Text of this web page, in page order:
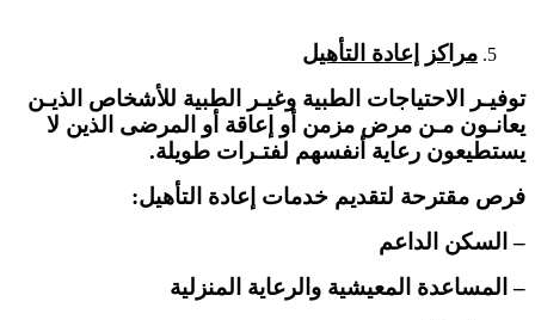
مراكز إعادة التأهيل
توفيـر الاحتياجات الطبية وغيـر الطبية للأشخاص الذيـن
يعانـون مـن مرض مزمن أو إعاقة أو المرضى الذين لا
يستطيعون رعاية أنفسهم لفتـرات طويلة.
فرص مقترحة لتقديم خدمات إعادة التأهيل:
– السكن الداعم
– المساعدة المعيشية والرعاية المنزلية